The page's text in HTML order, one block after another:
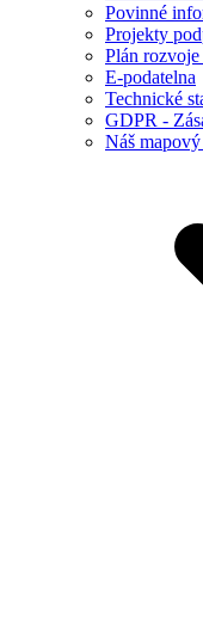
Povinné
Projekty
Plán rozvoje
E-podatelna
Technické
GDPR -
Náš